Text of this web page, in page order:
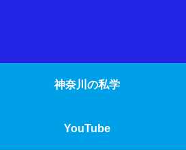
神奈川の私学
YouTube